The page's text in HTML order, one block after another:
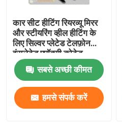
एनटीसी तापमान सेंसर
चिकित्सा तापमान जांच
ऑटोमोटिव तापमान सेंसर
कार सीट हीटिंग रियरव्यू मिरर
और स्टीयरिंग व्हील हीटिंग के
लिए सिल्वर प्लेटेड टेलफ़ोन
इंसुलेटेड एपॉक्सी कोटेड
थर्मिस्टर्स
सबसे अच्छी कीमत
हमसे संपर्क करें